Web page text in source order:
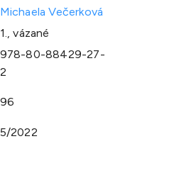
Michaela Večerková
1., vázané
978-80-88429-27-
2
96
5/2022